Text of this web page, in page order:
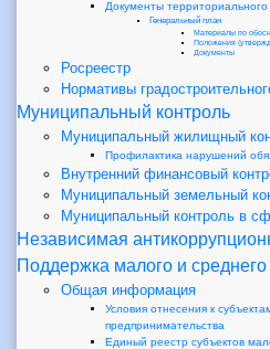
Документы
Генеральный план
Материалы по
Положения
Документы
Росреестр
Нормативы
Муниципальный контроль
Муниципальный жилищный
Профилактика нарушений
Внутренний финансовый
Муниципальный земельный
Муниципальный контроль в
Независимая
Поддержка малого и
Общая информация
Условия отнесения к
предпринимательства
Единый реестр субъектов